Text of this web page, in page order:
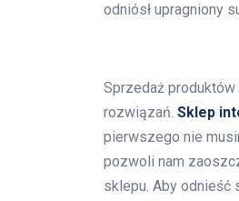
odniósł upragniony
Sprzedaż produktów
rozwiązań. Sklep
pierwszego nie
pozwoli nam
sklepu. Aby odnieść